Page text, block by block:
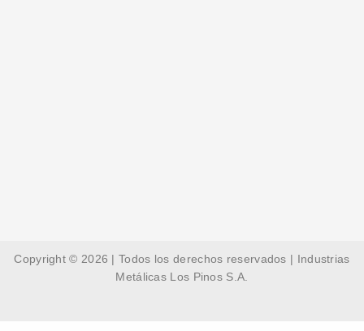
Copyright © 2026 | Todos los derechos reservados | Industrias
Metálicas Los Pinos S.A.